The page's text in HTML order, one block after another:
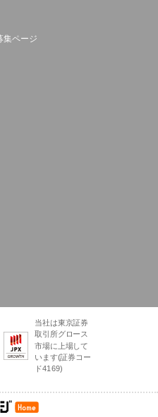
集ページ
当社は東京証券
取引所グロース
市場に上場して
います(証券コー
ド4169)